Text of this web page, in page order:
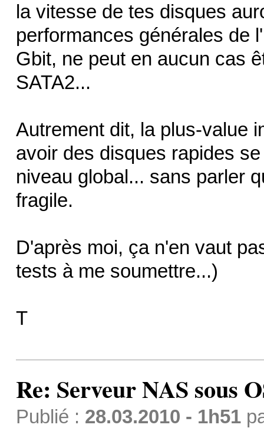
la vitesse de tes disques
performances générales de
Gbit, ne peut en aucun cas
SATA2...
Autrement dit, la plus-value
avoir des disques rapides
niveau global... sans parler
fragile.
D'après moi, ça n'en vaut
tests à me soumettre...)
T
Re: Serveur NAS sous
Publié : 28.03.2010 - 1h51